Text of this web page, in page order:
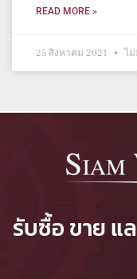
READ MORE »
25 สิงหาคม 2021 ไ
รับซื้อ ขาย แ